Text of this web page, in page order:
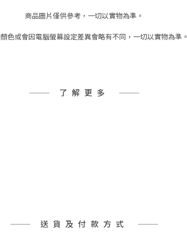
商品圖片僅供參考，一切以實物為準。
色或會因電腦螢幕設定差異會略有不同，一切以實物為準。
了解更多
送貨及付款方式